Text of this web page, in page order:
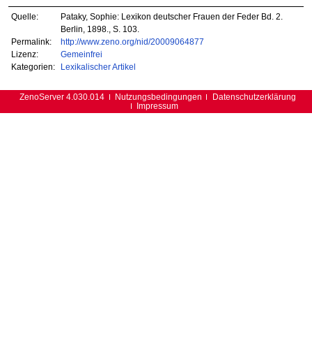
Quelle:
Pataky, Sophie: Lexikon deutscher Frauen der Feder Bd. 2.
Berlin, 1898., S. 103.
Permalink:
http://www.zeno.org/nid/20009064877
Lizenz:
Gemeinfrei
Kategorien:
Lexikalischer Artikel
ZenoServer 4.030.014 Nutzungsbedingungen
Datenschutzerklärung
Impressum